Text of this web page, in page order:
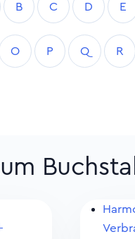
B C D E
O P Q R